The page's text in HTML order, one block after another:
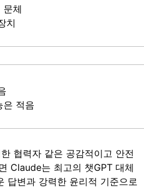
문체
치
은 적음
협력자 같은 공감적이고 안전
Claude는 최고의 챗GPT 대체
답변과 강력한 윤리적 기준으로